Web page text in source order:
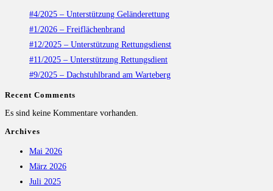
#4/2025 – Unterstützung Geländerettung
#1/2026 – Freiflächenbrand
#12/2025 – Unterstützung Rettungsdienst
#11/2025 – Unterstützung Rettungsdient
#9/2025 – Dachstuhlbrand am Warteberg
Recent Comments
Es sind keine Kommentare vorhanden.
Archives
Mai 2026
März 2026
Juli 2025